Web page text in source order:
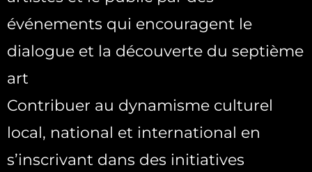
événements qui encouragent le
dialogue et la découverte du septième
art
Contribuer au dynamisme culturel
local, national et international en
s’inscrivant dans des initiatives